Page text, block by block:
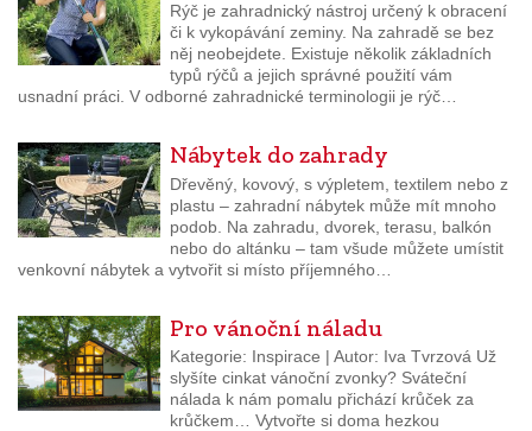
Rýč je zahradnický nástroj určený k obracení
či k vykopávání zeminy. Na zahradě se bez
něj neobejdete. Existuje několik základních
typů rýčů a jejich správné použití vám
usnadní práci. V odborné zahradnické terminologii je rýč…
Nábytek do zahrady
Dřevěný, kovový, s výpletem, textilem nebo z
plastu – zahradní nábytek může mít mnoho
podob. Na zahradu, dvorek, terasu, balkón
nebo do altánku – tam všude můžete umístit
venkovní nábytek a vytvořit si místo příjemného…
Pro vánoční náladu
Kategorie: Inspirace | Autor: Iva Tvrzová Už
slyšíte cinkat vánoční zvonky? Sváteční
nálada k nám pomalu přichází krůček za
krůčkem… Vytvořte si doma hezkou